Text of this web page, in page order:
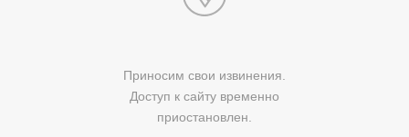
Приносим свои извинения.
Доступ к сайту временно
приостановлен.